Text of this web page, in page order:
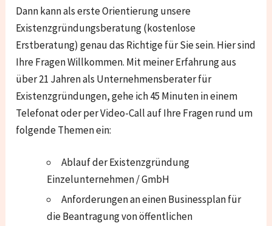
Dann kann als erste Orientierung unsere
Existenzgründungsberatung (kostenlose
Erstberatung) genau das Richtige für Sie sein. Hier sind
Ihre Fragen Willkommen. Mit meiner Erfahrung aus
über 21 Jahren als Unternehmensberater für
Existenzgründungen, gehe ich 45 Minuten in einem
Telefonat oder per Video-Call auf Ihre Fragen rund um
folgende Themen ein:
Ablauf der Existenzgründung
Einzelunternehmen / GmbH
Anforderungen an einen Businessplan für
die Beantragung von öffentlichen